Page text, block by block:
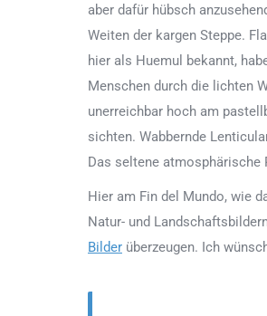
aber dafür hübsch
Weiten der kargen Steppe.
hier als Huemul bekannt,
Menschen durch die lichten
unerreichbar hoch am
sichten. Wabbernde
Das seltene atmosphärische
Hier am Fin del Mundo, wie
Natur- und
Bilder überzeugen. Ich